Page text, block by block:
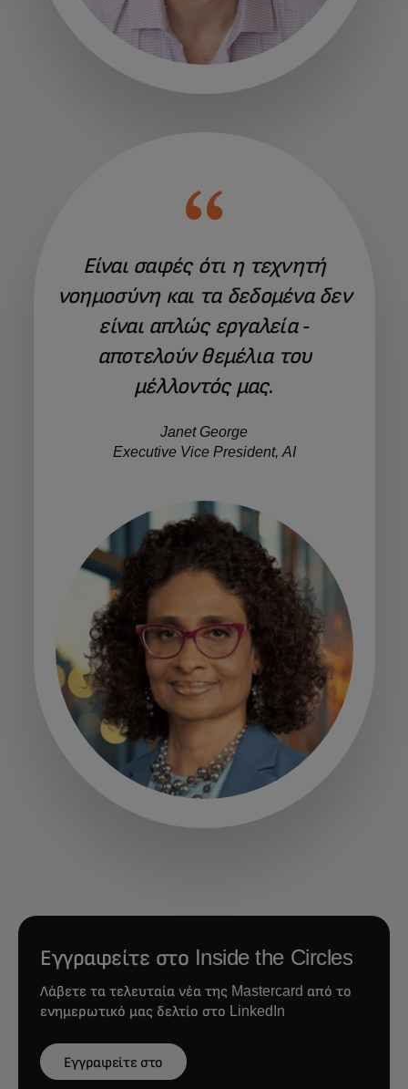
Είναι σαφές ότι η τεχνητή
νοημοσύνη και τα δεδομένα δεν
είναι απλώς εργαλεία -
αποτελούν θεμέλια του
μέλλοντός μας.
Janet George
Executive Vice President, AI
opens in a new tab
Εγγραφείτε στο Inside the Circles
Λάβετε τα τελευταία νέα της Mastercard από το
ενημερωτικό μας δελτίο στο LinkedIn
Εγγραφείτε στο